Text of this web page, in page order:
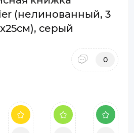
(нелинованный, 3
серый
0